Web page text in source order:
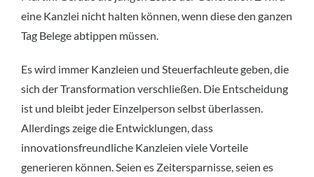
eine Kanzlei nicht halten können, wenn diese den ganzen
Tag Belege abtippen müssen.
Es wird immer Kanzleien und Steuerfachleute geben, die
sich der Transformation verschließen. Die Entscheidung
ist und bleibt jeder Einzelperson selbst überlassen.
Allerdings zeige die Entwicklungen, dass
innovationsfreundliche Kanzleien viele Vorteile
generieren können. Seien es Zeitersparnisse, seien es